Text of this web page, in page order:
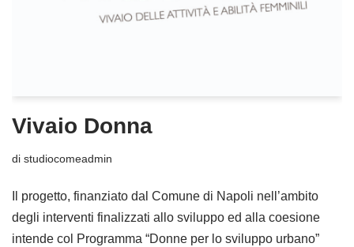
Vivaio Donna
di studiocomeadmin
Il progetto, finanziato dal Comune di Napoli nell’ambito
degli interventi finalizzati allo sviluppo ed alla coesione
intende col Programma “Donne per lo sviluppo urbano”